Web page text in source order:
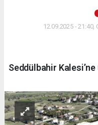
12.09.2025 - 21:40,
Seddülbahir